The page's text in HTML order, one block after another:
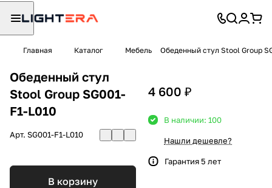
Главная Каталог Мебель Обеденный стул Stool Group
Обеденный стул
Stool Group SG001-
F1-L010
Арт. SG001-F1-L010
В корзину
4 600 ₽
В наличии: 100
Нашли дешевле?
Гарантия 5 лет